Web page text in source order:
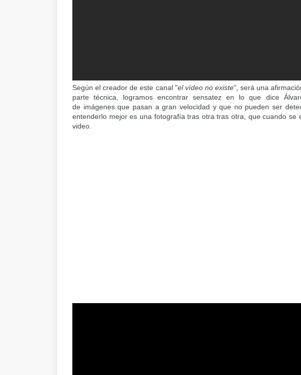
Según el creador de este canal "el vídeo no existe", será una
parte técnica, logramos encontrar sensatez en lo que dice
de imágenes que pasan a gran velocidad y que no pueden ser
entenderlo mejor es una fotografía tras otra tras otra, que cuando se
video.